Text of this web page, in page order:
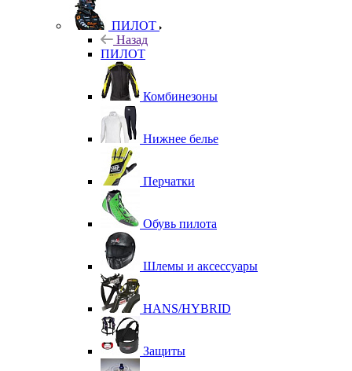
ПИЛОТ
Назад
ПИЛОТ
Комбинезоны
Нижнее белье
Перчатки
Обувь пилота
Шлемы и аксессуары
HANS/HYBRID
Защиты